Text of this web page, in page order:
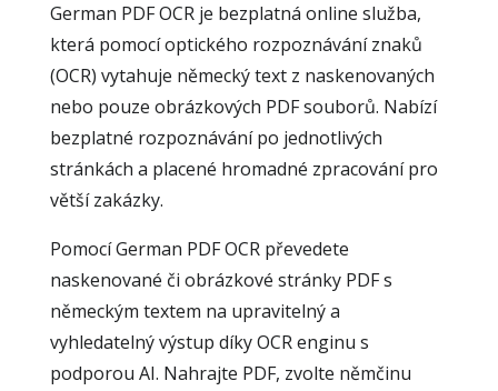
German PDF OCR je bezplatná online služba,
která pomocí optického rozpoznávání znaků
(OCR) vytahuje německý text z naskenovaných
nebo pouze obrázkových PDF souborů. Nabízí
bezplatné rozpoznávání po jednotlivých
stránkách a placené hromadné zpracování pro
větší zakázky.
Pomocí German PDF OCR převedete
naskenované či obrázkové stránky PDF s
německým textem na upravitelný a
vyhledatelný výstup díky OCR enginu s
podporou AI. Nahrajte PDF, zvolte němčinu